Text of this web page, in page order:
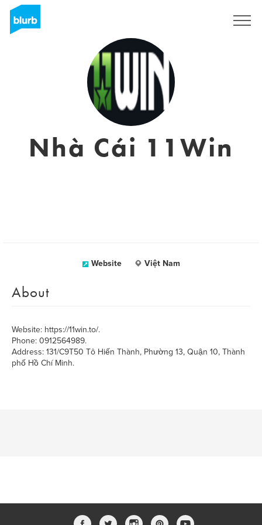
Nhà Cái 11Win
Website Việt Nam
About
Website: https://11win.to/.
Phone: 0912564989.
Address: 131/C9T50 Tô Hiến Thành, Phường 13, Quận 10, Thành
phố Hồ Chí Minh.